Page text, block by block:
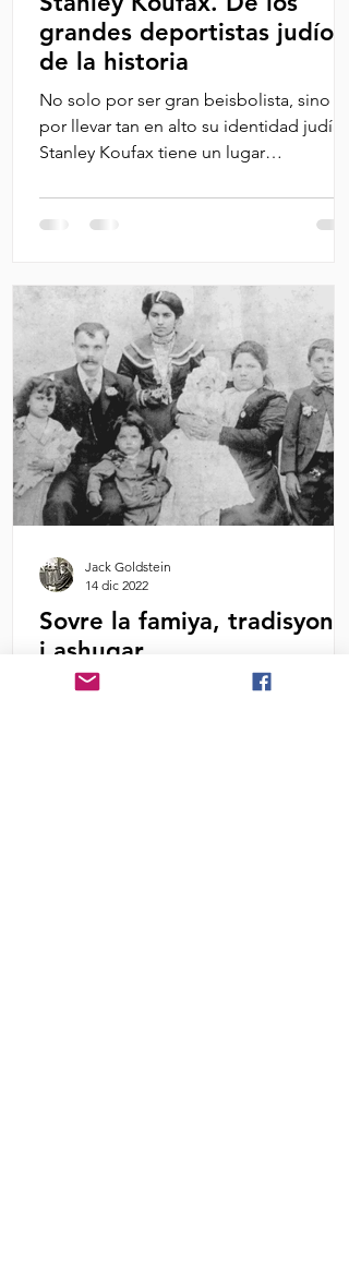
grandes deportistas judíos
de la historia
No solo por ser gran beisbolista, sino
por llevar tan en alto su identidad judía,
Stanley Koufax tiene un lugar
Sovre la famiya, tradisyones
i ashugar
Por Fani Alyon Ender Keridos lektoras i
Jack Goldstein
14 dic 2022